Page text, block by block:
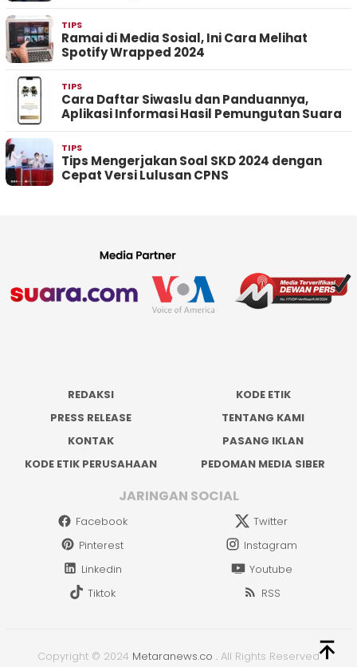
TIPS
Ramai di Media Sosial, Ini Cara Melihat
Spotify Wrapped 2024
TIPS
Cara Daftar Siwaslu dan Panduannya,
Aplikasi Informasi Hasil Pemungutan Suara
TIPS
Tips Mengerjakan Soal SKD 2024 dengan
Cepat Versi Lulusan CPNS
REDAKSI
KODE ETIK
PRESS RELEASE
TENTANG KAMI
KONTAK
PASANG IKLAN
KODE ETIK PERUSAHAAN
PEDOMAN MEDIA SIBER
JARINGAN SOCIAL
Facebook
Twitter
Pinterest
Instagram
Linkedin
Youtube
Tiktok
RSS
Copyright © 2024 Metaranews.co . All Rights Reserved